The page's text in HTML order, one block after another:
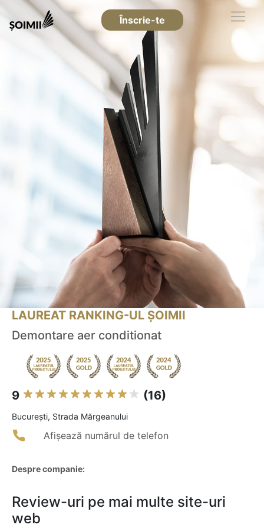
Înscrie-te
LAUREAT RANKING-UL ȘOIMII
Demontare aer conditionat
9 (16)
Bucureşti, Strada Mărgeanului
Afișează numărul de telefon
Despre companie:
Review-uri pe mai multe site-uri
web